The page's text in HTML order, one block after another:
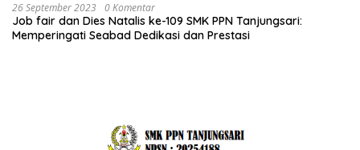
26 September 2023 0 Komentar
Job fair dan Dies Natalis ke-109 SMK PPN Tanjungsari:
Memperingati Seabad Dedikasi dan Prestasi